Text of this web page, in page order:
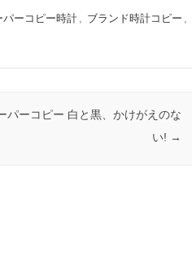
パーコピー時計 , ブランド時計コピー ,
パーコピー 白と黒、かけがえのな
い! →